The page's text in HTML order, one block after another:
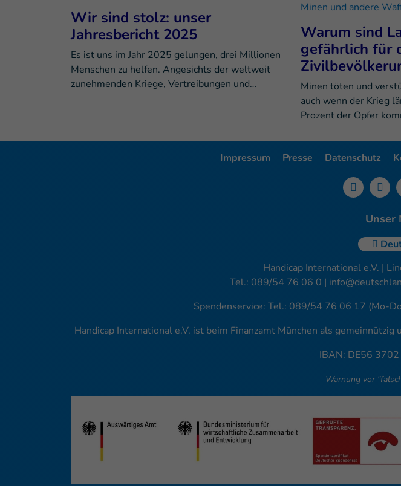
Wir sind stolz: unser
Jahresbericht 2025
Es ist uns im Jahr 2025 gelungen, drei Millionen
Menschen zu helfen. Angesichts der weltweit
zunehmenden Kriege, Vertreibungen und…
Minen und andere
Warum sind
gefährlich für
Minen töten und
auch wenn der Krieg
Prozent der Opfer
Impressum Presse Datenschutz
Unser
Handicap International e.V. |
Tel.: 089/54 76 06 0 |
Spendenservice: Tel.: 089/54 76 06 17 (Mo-
Handicap International e.V. ist beim Finanzamt München als
IBAN: DE56
Warnung vor